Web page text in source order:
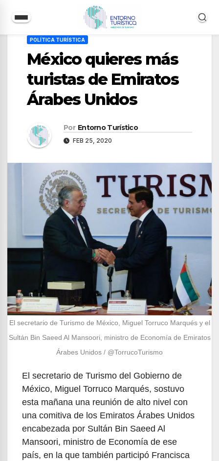
contenido
POLÍTICA TURÍSTICA
México quieres más
turistas de Emiratos
Árabes Unidos
Por Entorno Turístico
FEB 25, 2020
El secretario de Turismo de México, Miguel Torruco Marqués y el
Sultán Bin Saeed Al Mansoori, ministro de Economía de Emiratos
Árabes Unidos / @TorrucoTurismo
El secretario de Turismo del Gobierno de
México, Miguel Torruco Marqués, sostuvo
esta mañana una reunión de alto nivel con
una comitiva de los Emiratos Árabes Unidos
encabezada por Sultán Bin Saeed Al
Mansoori, ministro de Economía de ese
país, en la que también participó Francisca